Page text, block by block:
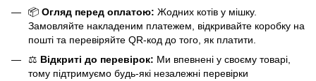
📦 Огляд перед оплатою: Жодних котів у мішку.
Замовляйте накладеним платежем, відкривайте коробку на
пошті та перевіряйте QR-код до того, як платити.
⚖️ Відкриті до перевірок: Ми впевнені у своєму товарі,
тому підтримуємо будь-які незалежні перевірки